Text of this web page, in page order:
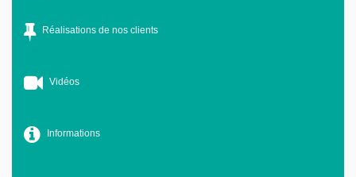
Réalisations de nos clients
Vidéos
Informations